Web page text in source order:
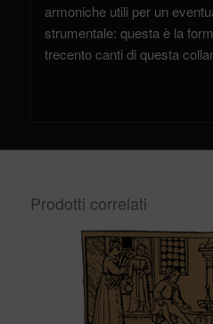
armoniche utili per un
strumentale: questa è la
trecento canti di questa
Prodotti correlati